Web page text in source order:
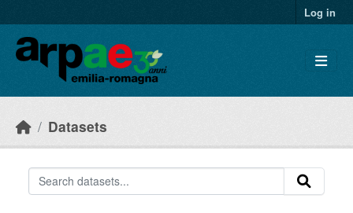
Log in
Datasets